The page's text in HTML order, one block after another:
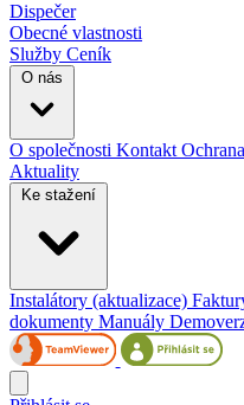
Dispečer
Obecné vlastnosti
Služby Ceník
O nás
O společnosti Kontakt
Aktuality
Ke stažení
Instalátory (aktualizace)
dokumenty Manuály